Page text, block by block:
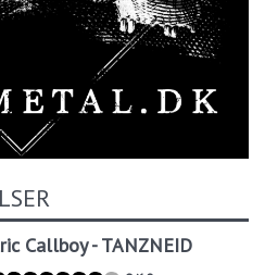
Callboy - TANZNEID